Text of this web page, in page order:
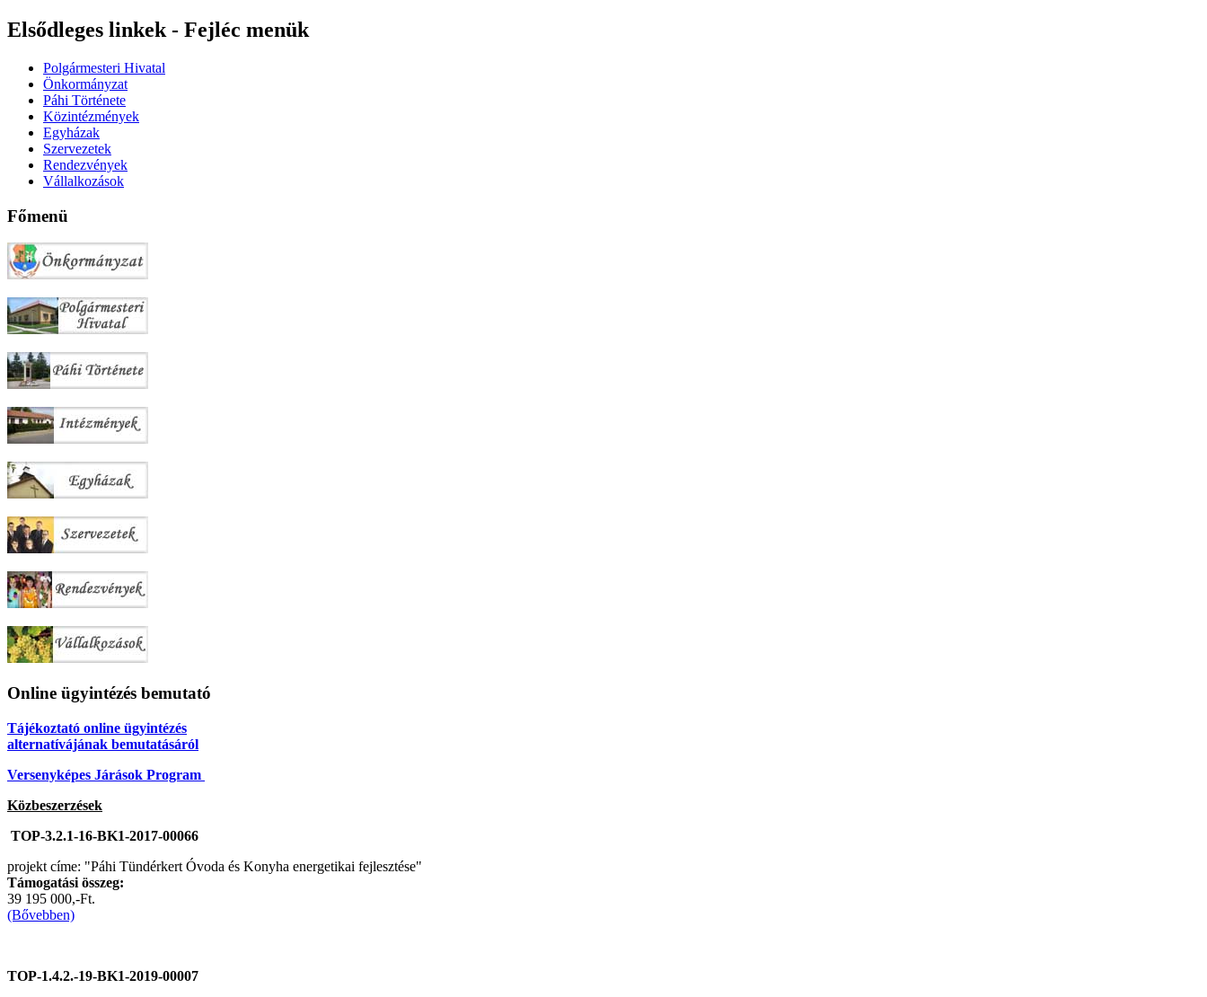
Elsődleges linkek - Fejléc menük
Polgármesteri Hivatal
Önkormányzat
Páhi Története
Közintézmények
Egyházak
Szervezetek
Rendezvények
Vállalkozások
Főmenü
Online ügyintézés bemutató
Tájékoztató online ügyintézés
alternatívájának bemutatásáról
Versenyképes Járások Program
Közbeszerzések
TOP-3.2.1-16-BK1-2017-00066
projekt címe: "Páhi Tündérkert Óvoda és Konyha energetikai fejlesztése"
Támogatási összeg:
39 195 000,-Ft.
(Bővebben)
TOP-1.4.2.-19-BK1-2019-00007